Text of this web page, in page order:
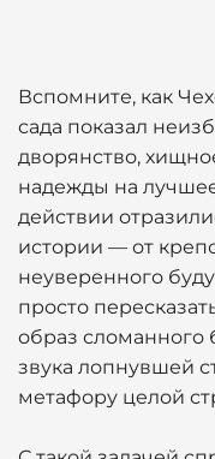
Вспомните, как
сада показал
дворянство,
надежды на
действии
истории — от
неуверенного
просто
образ сломанного
звука лопнувшей
метафору целой